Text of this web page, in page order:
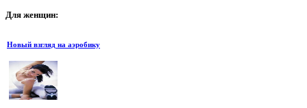
Для женщин:
Новый взгляд на аэробику